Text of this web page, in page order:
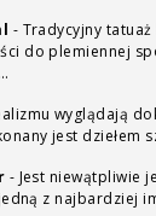
- Tradycyjny tatuaż
do plemiennej
wyglądają
jest dziełem
- Jest niewątpliwie
z najbardziej